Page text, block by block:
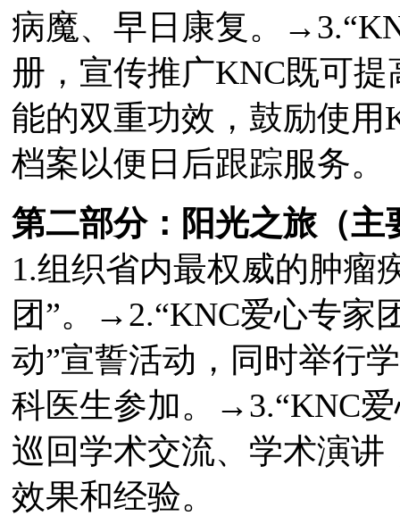
病魔、早日康复。
册，宣传推广KNC既可
能的双重功效，鼓励使
档案以便日后跟踪服务。
第二部分：阳光之旅（主
1.组织省内最权威的肿瘤
团”。→2.“KNC爱心专家
动”宣誓活动，同时举行
科医生参加。→3.“KNC
巡回学术交流、学术演
效果和经验。